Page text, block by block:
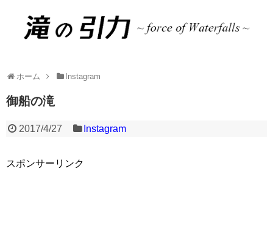
ホーム Instagram
御船の滝
2017/4/27 Instagram
スポンサーリンク